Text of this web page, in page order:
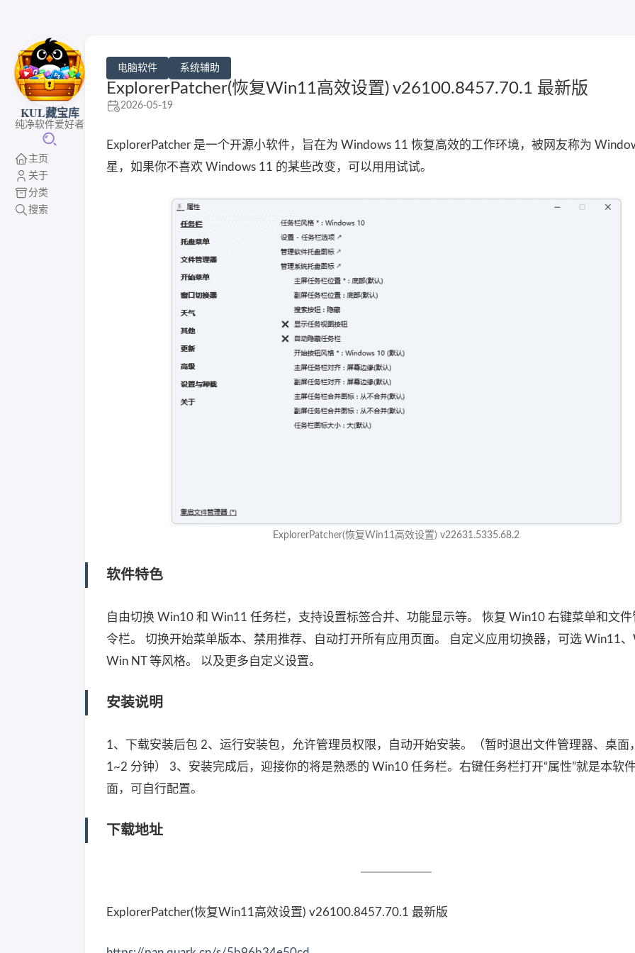
KUL藏宝库
纯净软件爱好者
主页
关于
分类
搜索
电脑软件 系统辅助
ExplorerPatcher(恢复Win11高效设置) v26100.8457.70.1 最新版
2026-05-19
ExplorerPatcher 是一个开源小软件，旨在为 Windows 11 恢复高效的工作环境，被网友称为
星，如果你不喜欢 Windows 11 的某些改变，可以用用试试。
ExplorerPatcher(恢复Win11高效设置) v22631.5335.68.2
软件特色
自由切换 Win10 和 Win11 任务栏，支持设置标签合并、功能显示等。 恢复 Win10 右键菜单和文
令栏。 切换开始菜单版本、禁用推荐、自动打开所有应用页面。 自定义应用切换器，可选 Win11、
Win NT 等风格。 以及更多自定义设置。
安装说明
1、下载安装后包 2、运行安装包，允许管理员权限，自动开始安装。（暂时退出文件管理器、桌面
1~2 分钟） 3、安装完成后，迎接你的将是熟悉的 Win10 任务栏。右键任务栏打开“属性”就是本软
面，可自行配置。
下载地址
ExplorerPatcher(恢复Win11高效设置) v26100.8457.70.1 最新版